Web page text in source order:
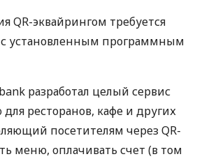
QR-эквайрингом требуется
с установленным программным
разработал целый сервис
для ресторанов, кафе и других
посетителям через QR-
меню, оплачивать счет (в том